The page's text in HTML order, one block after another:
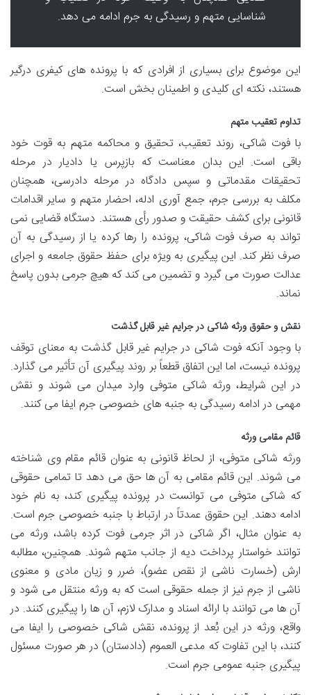
شناسایی متهم و رسیدگی به جرم ادامه می دهد.
این موضوع برای بسیاری از افرادی که با پرونده های کیفری درگیر
هستند، نکته ای کلیدی و اطمینان بخش است.
تداوم تعقیب متهم
با فوت شاکی، روند تعقیب، تحقیق و محاکمه متهم به قوت خود
باقی است. این بدان معناست که بازپرس یا دادیار در مرحله
تحقیقات مقدماتی و سپس دادگاه در مرحله دادرسی، همچنان
مکلف به بررسی جرم، جمع آوری ادله، احضار متهم و سایر اقدامات
قانونی برای کشف حقیقت و صدور رأی هستند. دستگاه قضایی نمی
تواند به صرف فوت شاکی، پرونده را رها کرده یا از رسیدگی به آن
صرف نظر کند. این پیگیری به ویژه برای حفظ حقوق جامعه و اجرای
عدالت صورت می گیرد و تضمین می کند که هیچ جرمی بدون پاسخ
نماند.
نقش و حقوق ورثه شاکی در جرایم غیر قابل گذشت
با وجود آنکه فوت شاکی در جرایم غیر قابل گذشت به معنای توقف
پرونده نیست، اما این اتفاق قطعاً بر روند پیگیری آن تأثیر می گذارد.
در این شرایط، ورثه شاکی متوفی وارد میدان می شوند و نقش
مهمی در ادامه رسیدگی به جنبه های خصوصی جرم ایفا می کنند.
قائم مقامی ورثه
ورثه شاکی متوفی، از لحاظ قانونی به عنوان قائم مقام وی شناخته
می شوند. این قائم مقامی به آن ها حق می دهد تا تمامی حقوقی
که شاکی متوفی می توانست در پرونده پیگیری کند، به نام خود
ادامه دهند. این حقوق عمدتاً در ارتباط با جنبه خصوصی جرم است.
به عنوان مثال، اگر شاکی در اثر جرمی فوت کرده باشد، ورثه می
توانند خواستار پرداخت دیه از جانب متهم شوند. همچنین، مطالبه
ارش (خسارت ناشی از نقص عضو)، ضرر و زیان مادی و معنوی
ناشی از جرم نیز از جمله حقوقی است که به ورثه منتقل می شود و
آن ها می توانند با ارائه اسناد و مدارک لازم، آن ها را پیگیری کنند. در
واقع، ورثه در این بُعد از پرونده، نقش شاکی خصوصی را ایفا می
کنند، با این تفاوت که مدعی العموم (دادستان) در هر صورت مسئول
پیگیری جنبه عمومی جرم است.